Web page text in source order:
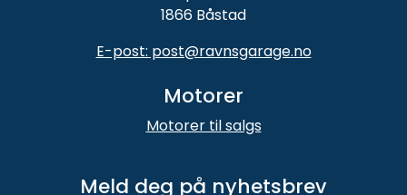
1866 Båstad
E-post: post@ravnsgarage.no
Motorer
Motorer til salgs
Meld deg på nyhetsbrev